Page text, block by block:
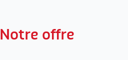
Notre offre